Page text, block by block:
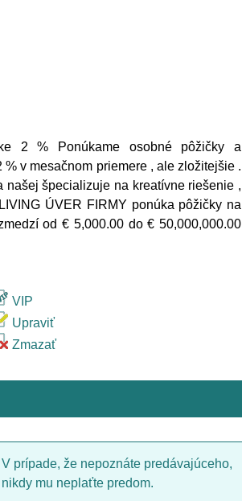
2 % Ponúkame osobné pôžičky a
v mesačnom priemere , ale zložitejšie .
našej špecializuje na kreatívne riešenie ,
ÚVER FIRMY ponúka pôžičky na
od € 5,000.00 do € 50,000,000.00
VIP
Upraviť
Zmazať
V prípade, že nepoznáte predávajúceho,
nikdy mu neplaťte predom.